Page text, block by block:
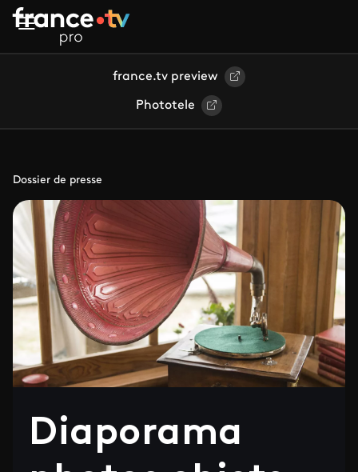
Aller au contenu principal
france.tv preview
Phototele
Dossier de presse
Diaporama